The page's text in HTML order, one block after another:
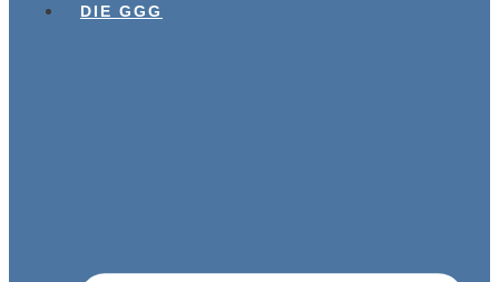
DIE GGG